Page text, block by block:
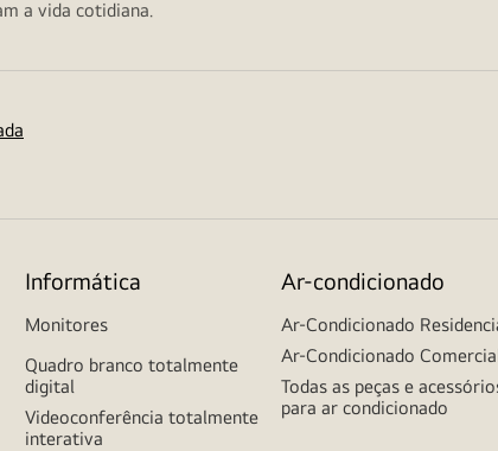
a vida cotidiana.
Informática
Monitores
Quadro branco totalmente
digital
Videoconferência totalmente
interativa
Ar-condicionado
Ar-Condicionado
Ar-Condicionado
Todas as peças e
para ar condicionado